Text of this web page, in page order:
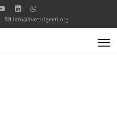
info@nazrulgeeti.org